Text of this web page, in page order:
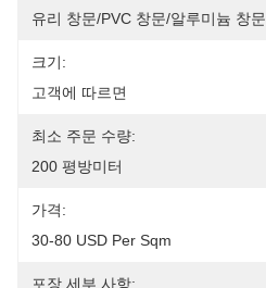
유리 창문/PVC 창문/알루미늄 창문
크기:
고객에 따르면
최소 주문 수량:
200 평방미터
가격:
30-80 USD Per Sqm
포장 세부 사항: